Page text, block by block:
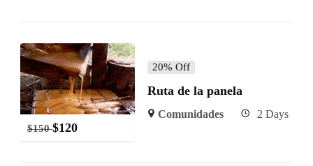
$150 $120
20% Off
Ruta de la panela
Comunidades 2 Days